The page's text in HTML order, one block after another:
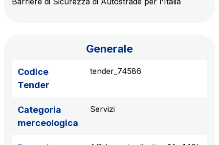
AdMoving
spazi, servizi pubblicitari, gestione eventi nelle aree
Generale
Codice
Tender
tender_74586
Categoria
merceologica
Servizi